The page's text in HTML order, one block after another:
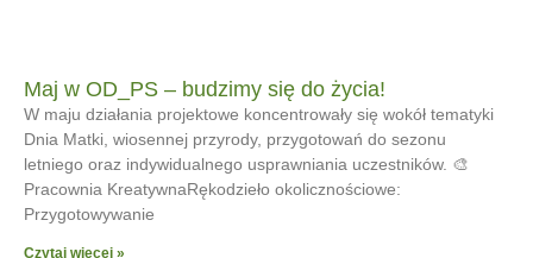
Maj w OD_PS – budzimy się do życia!
W maju działania projektowe koncentrowały się wokół tematyki
Dnia Matki, wiosennej przyrody, przygotowań do sezonu
letniego oraz indywidualnego usprawniania uczestników. 🎨
Pracownia KreatywnaRękodzieło okolicznościowe:
Przygotowywanie
Czytaj więcej »